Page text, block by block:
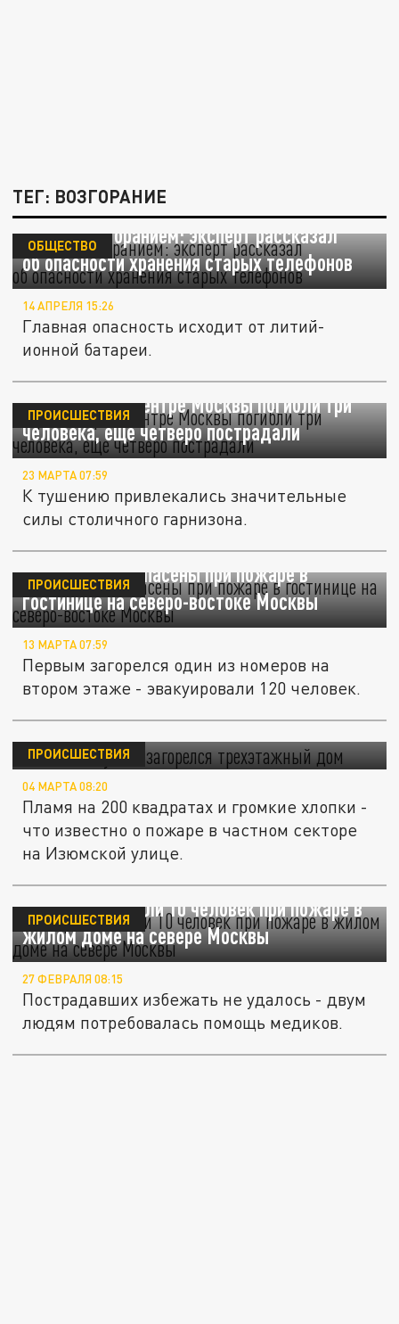
ТЕГ: ВОЗГОРАНИЕ
Грозит возгоранием: эксперт рассказал
об опасности хранения старых телефонов
ОБЩЕСТВО
14 АПРЕЛЯ 15:26
Главная опасность исходит от литий-
ионной батареи.
При пожаре в центре Москвы погибли три
человека, еще четверо пострадали
ПРОИСШЕСТВИЯ
23 МАРТА 07:59
К тушению привлекались значительные
силы столичного гарнизона.
Семь человек спасены при пожаре в
гостинице на северо-востоке Москвы
ПРОИСШЕСТВИЯ
13 МАРТА 07:59
Первым загорелся один из номеров на
втором этаже - эвакуировали 120 человек.
В Южном Бутово загорелся трехэтажный
дом
ПРОИСШЕСТВИЯ
04 МАРТА 08:20
Пламя на 200 квадратах и громкие хлопки -
что известно о пожаре в частном секторе
на Изюмской улице.
Пожарные спасли 10 человек при пожаре в
жилом доме на севере Москвы
ПРОИСШЕСТВИЯ
27 ФЕВРАЛЯ 08:15
Пострадавших избежать не удалось - двум
людям потребовалась помощь медиков.